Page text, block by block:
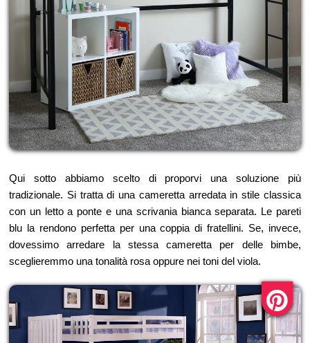
Qui sotto abbiamo scelto di proporvi una soluzione più
tradizionale. Si tratta di una cameretta arredata in stile classica
con un letto a ponte e una scrivania bianca separata. Le pareti
blu la rendono perfetta per una coppia di fratellini. Se, invece,
dovessimo arredare la stessa cameretta per delle bimbe,
sceglieremmo una tonalità rosa oppure nei toni del viola.